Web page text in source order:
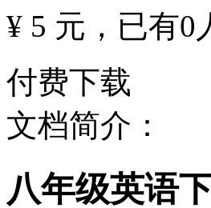
¥ 5 元 ，已有0
付费下载
文档简介：
八年级英语